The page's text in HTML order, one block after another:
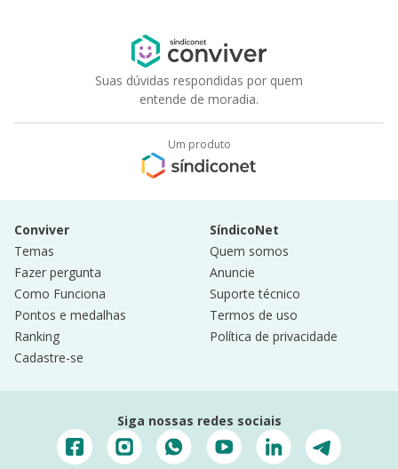
Suas dúvidas respondidas por quem
entende de moradia.
Um produto
Conviver
Temas
Fazer pergunta
Como Funciona
Pontos e medalhas
Ranking
Cadastre-se
SíndicoNet
Quem somos
Anuncie
Suporte técnico
Termos de uso
Política de privacidade
Siga nossas redes sociais